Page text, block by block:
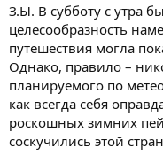
З.Ы. В субботу с утра
целесообразность
путешествия могла
Однако, правило –
планируемого по
как всегда себя
роскошных зимних
соскучились этой